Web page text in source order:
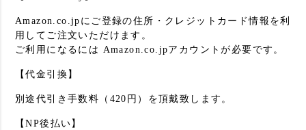
Amazon.co.jpにご登録の住所・クレジットカード情報を利
用してご注文いただけます。
ご利用になるには Amazon.co.jpアカウントが必要です。
【代金引換】
別途代引き手数料（420円）を頂戴致します。
【NP後払い】